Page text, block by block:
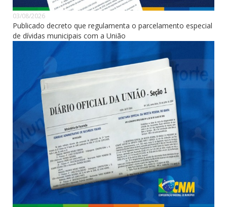
03/08/2026
Publicado decreto que regulamenta o parcelamento especial
de dívidas municipais com a União